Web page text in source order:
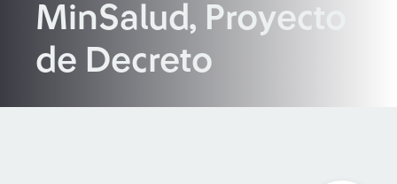
BuscarMinSalud, Proyecto
de Decreto